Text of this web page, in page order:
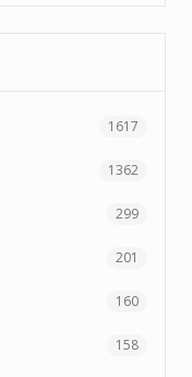
1617
1362
299
201
160
158